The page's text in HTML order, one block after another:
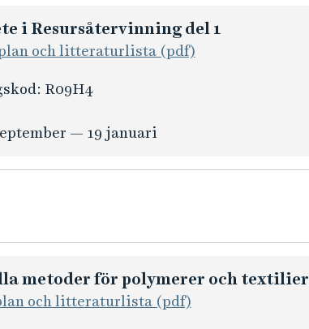
i Resursåtervinning del 1
och litteraturlista (pdf)
R09H4
— 19 januari
metoder för polymerer och textilier
och litteraturlista (pdf)